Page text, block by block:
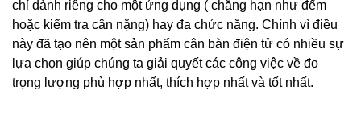
chỉ dành riêng cho một ứng dụng ( chẳng hạn như đếm
hoặc kiểm tra cân nặng) hay đa chức năng. Chính vì điều
này đã tạo nên một sản phẩm cân bàn điện tử có nhiều sự
lựa chọn giúp chúng ta giải quyết các công việc về đo
trọng lượng phù hợp nhất, thích hợp nhất và tốt nhất.